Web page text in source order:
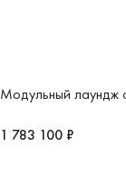
Модульный лаундж
1 783 100 ₽